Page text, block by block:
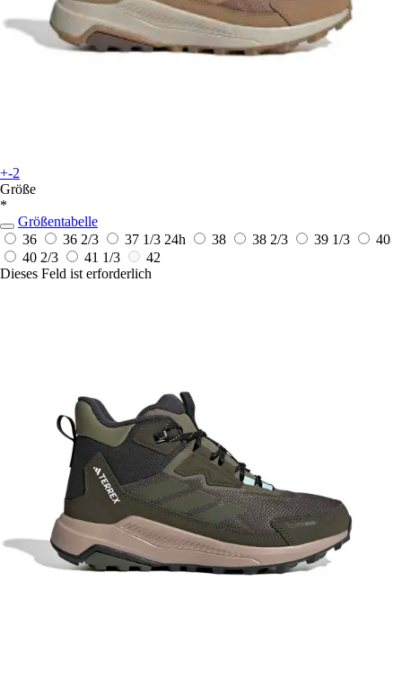
+-2
Größe
*
Größentabelle
36
36 2/3 37 1/3 24h 38 38 2/3 39 1/3
40
40 2/3
41 1/3
42
Dieses Feld ist erforderlich